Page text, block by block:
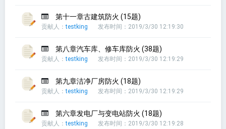
第十一章古建筑防火 (15题)
贡献人：testking 发布时间：2019/3/30 12:19:30
第八章汽车库、修车库防火 (38题)
贡献人：testking 发布时间：2019/3/30 12:19:29
第九章洁净厂房防火 (18题)
贡献人：testking 发布时间：2019/3/30 12:19:29
第六章发电厂与变电站防火 (18题)
贡献人：testking 发布时间：2019/3/30 12:19:28